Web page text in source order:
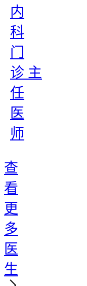
内
科
门
诊 主
任
医
师
查
看
更
多
医
生